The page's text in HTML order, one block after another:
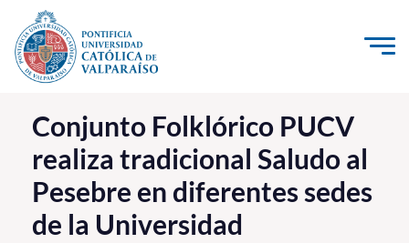
Click acá para ir directamente al contenido
La Universidad
Investigación, Creación e Innovación
PUCV Internacional
Vinculación con el Medio
Conjunto Folklórico PUCV
realiza tradicional Saludo al
Pesebre en diferentes sedes
de la Universidad